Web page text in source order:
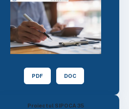
PDF DOC
Proiectul SIPOCA 35